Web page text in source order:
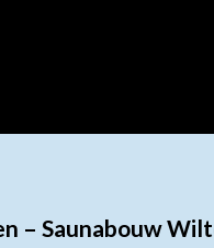
– Saunabouw